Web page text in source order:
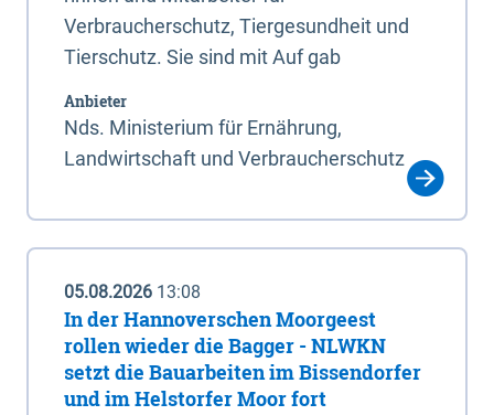
Verbraucherschutz, Tiergesundheit und
Tierschutz. Sie sind mit Auf gab
Anbieter
Nds. Ministerium für Ernährung,
Landwirtschaft und Verbraucherschutz
05.08.2026 13:08
In der Hannoverschen Moorgeest
rollen wieder die Bagger - NLWKN
setzt die Bauarbeiten im Bissendorfer
und im Helstorfer Moor fort